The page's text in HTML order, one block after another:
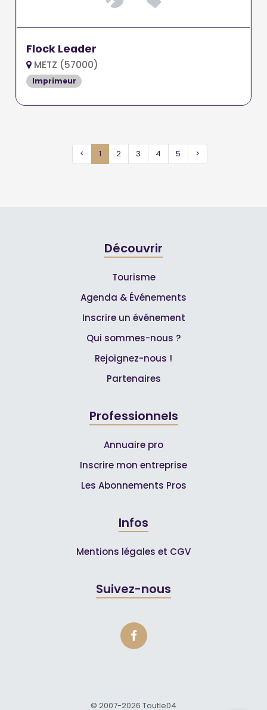
Flock Leader
METZ (57000)
Imprimeur
< 1 2 3 4 5 >
Découvrir
Tourisme
Agenda & Événements
Inscrire un événement
Qui sommes-nous ?
Rejoignez-nous !
Partenaires
Professionnels
Annuaire pro
Inscrire mon entreprise
Les Abonnements Pros
Infos
Mentions légales et CGV
Suivez-nous
© 2007-2026 Toutle04